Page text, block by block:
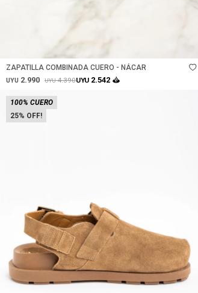
ZAPATILLA COMBINADA CUERO - NÁCAR
UYU 2.990 UYU4.390UYU 2.542
25
100% CUERO